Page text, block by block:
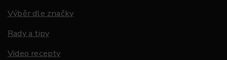
Výběr dle značky
Rady a tipy
Video recepty